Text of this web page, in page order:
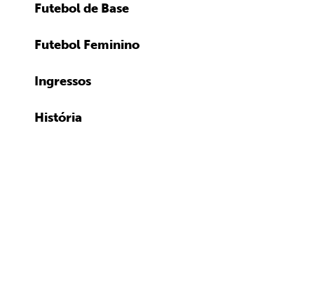
Futebol de Base
Futebol Feminino
Ingressos
História